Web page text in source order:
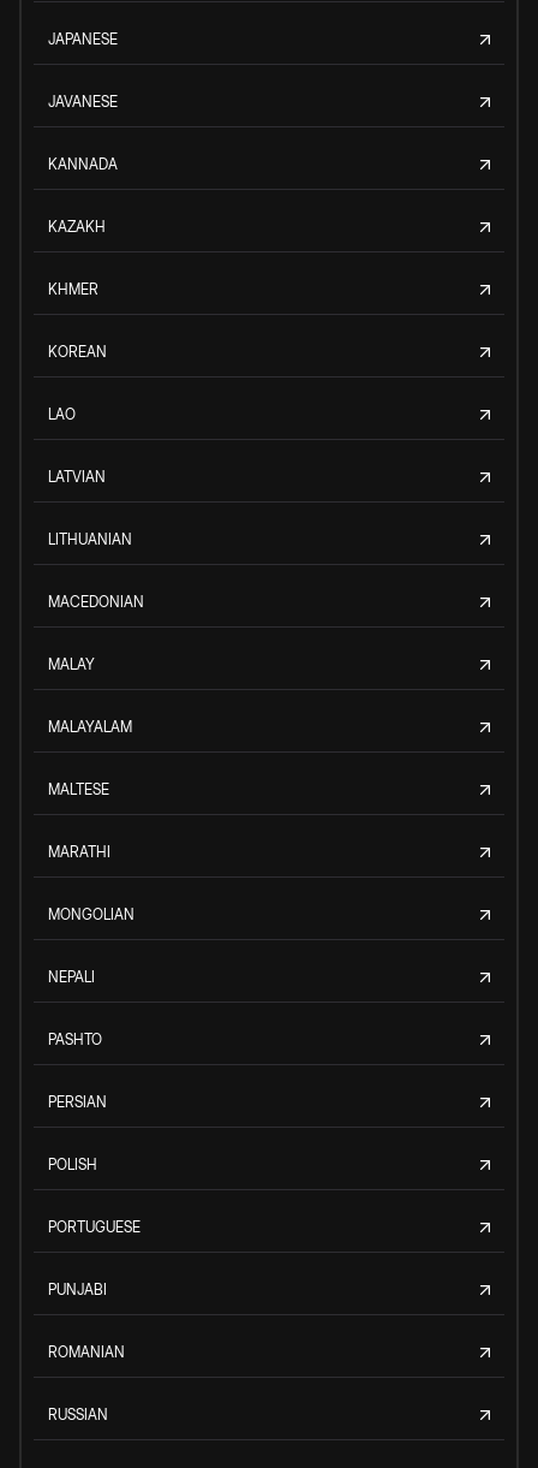
JAPANESE
JAVANESE
KANNADA
KAZAKH
KHMER
KOREAN
LAO
LATVIAN
LITHUANIAN
MACEDONIAN
MALAY
MALAYALAM
MALTESE
MARATHI
MONGOLIAN
NEPALI
PASHTO
PERSIAN
POLISH
PORTUGUESE
PUNJABI
ROMANIAN
RUSSIAN